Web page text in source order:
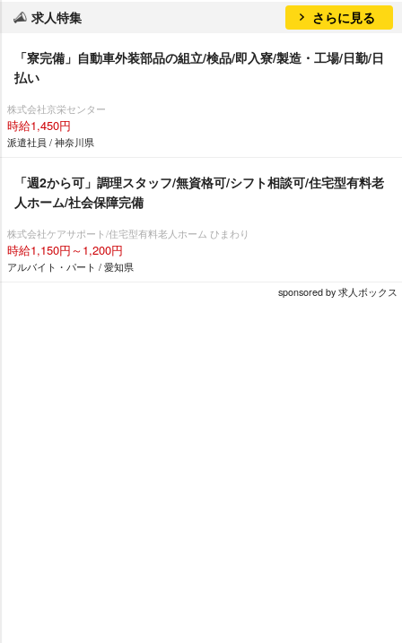
求人特集 さらに見る
「寮完備」自動車外装部品の組立/検品/即入寮/製造・工場/日勤/日
払い
株式会社京栄センター
時給1,450円
派遣社員 / 神奈川県
「週2から可」調理スタッフ/無資格可/シフト相談可/住宅型有料老
人ホーム/社会保障完備
株式会社ケアサポート/住宅型有料老人ホーム ひまわり
時給1,150円～1,200円
アルバイト・パート / 愛知県
sponsored by 求人ボックス